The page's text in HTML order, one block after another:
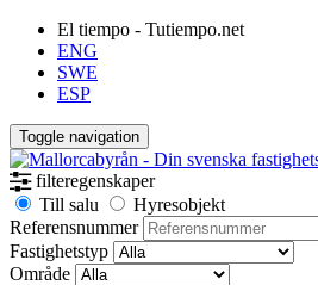
El tiempo - Tutiempo.net
ENG
SWE
ESP
Toggle navigation
filteregenskaper
Till salu
Hyresobjekt
Referensnummer
Fastighetstyp
Område